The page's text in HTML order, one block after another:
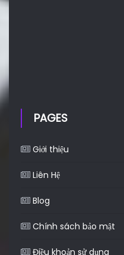
PAGES
Giới thiệu
Liên Hệ
Blog
Chính sách bảo mật
Điều khoản sử dụng